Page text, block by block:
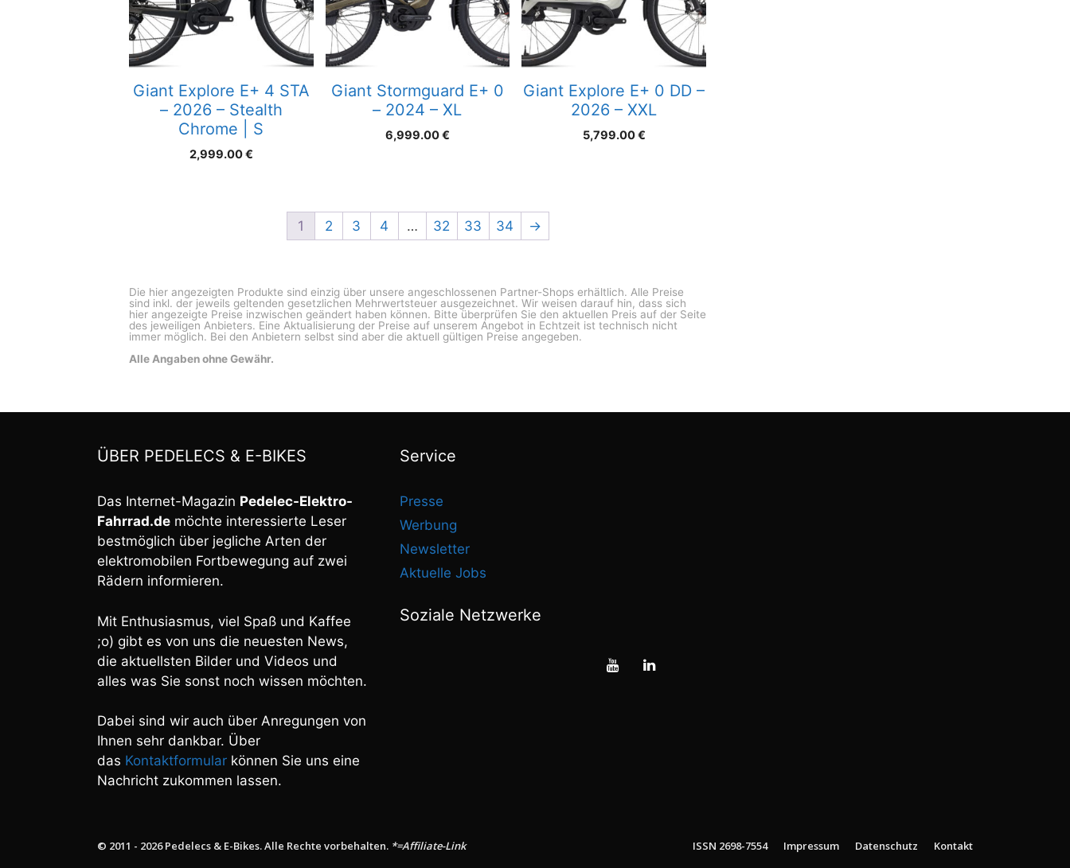
Giant Explore E+ 4 STA
– 2026 – Stealth
Chrome | S
2,999.00€
Giant Stormguard E+ 0
– 2024 – XL
6,999.00€
Giant Explore E+ 0 DD –
2026 – XXL
5,799.00€
1 2 3 4 … 32 33 34 →
Die hier angezeigten Produkte sind einzig über unsere angeschlossenen Partner-Shops erhältlich. Alle Preise
sind inkl. der jeweils geltenden gesetzlichen Mehrwertsteuer ausgezeichnet. Wir weisen darauf hin, dass sich
hier angezeigte Preise inzwischen geändert haben können. Bitte überprüfen Sie den aktuellen Preis auf der Seite
des jeweiligen Anbieters. Eine Aktualisierung der Preise auf unserem Angebot in Echtzeit ist technisch nicht
immer möglich. Bei den Anbietern selbst sind aber die aktuell gültigen Preise angegeben.
Alle Angaben ohne Gewähr.
ÜBER PEDELECS & E-BIKES
Das Internet-Magazin Pedelec-Elektro-
Fahrrad.de möchte interessierte Leser
bestmöglich über jegliche Arten der
elektromobilen Fortbewegung auf zwei
Rädern informieren.
Mit Enthusiasmus, viel Spaß und Kaffee
;o) gibt es von uns die neuesten News,
die aktuellsten Bilder und Videos und
alles was Sie sonst noch wissen möchten.
Dabei sind wir auch über Anregungen von
Ihnen sehr dankbar. Über
das Kontaktformular können Sie uns eine
Nachricht zukommen lassen.
Service
Presse
Werbung
Newsletter
Aktuelle Jobs
Soziale Netzwerke
ISSN 2698-7554 Impressum Datenschutz Kontakt
© 2011 - 2026 Pedelecs & E-Bikes. Alle Rechte vorbehalten. *=Affiliate-Link